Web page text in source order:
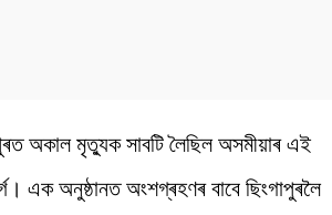
অকাল মৃত্যুক সাবটি লৈছিল অসমীয়াৰ এই
এক অনুষ্ঠানত অংশগ্ৰহণৰ বাবে ছিংগাপুৰলৈ